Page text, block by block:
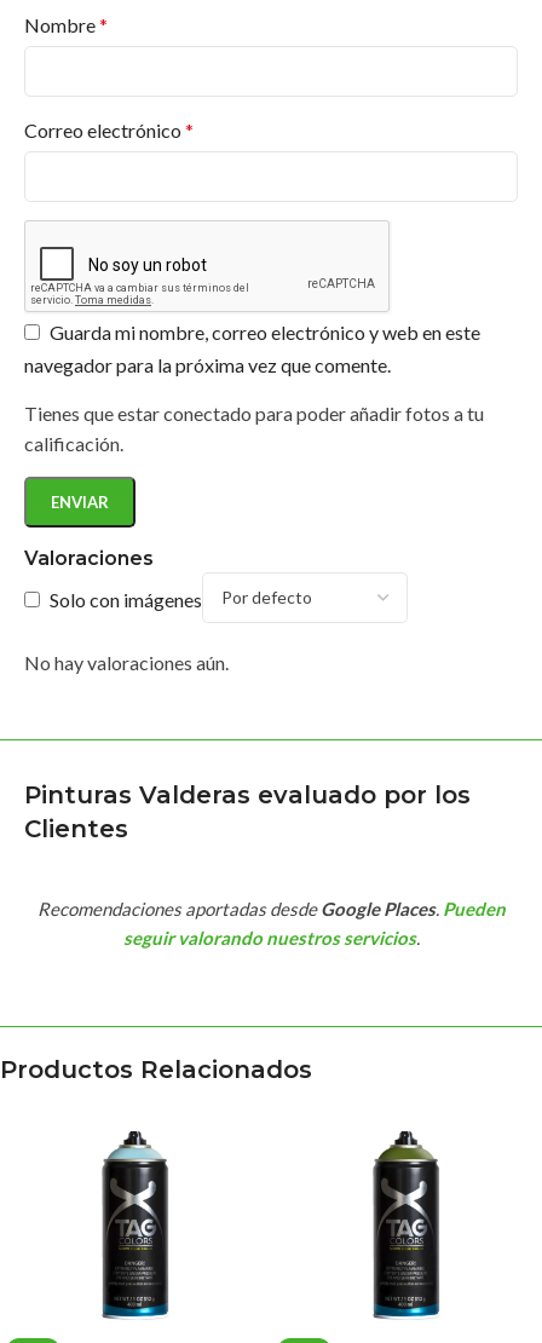
Valoraciones
Solo con imágenes
No hay valoraciones aún.
Nombre*
Correo electrónico *
Guarda mi nombre, correo electrónico y web en este
navegador para la próxima vez que comente.
Tienes que estar conectado para poder añadir fotos a tu
calificación.
Pinturas Valderas evaluado por los
Clientes
Recomendaciones aportadas desdeGoogle Places. Pueden
seguir valorando nuestros servicios.
Productos Relacionados